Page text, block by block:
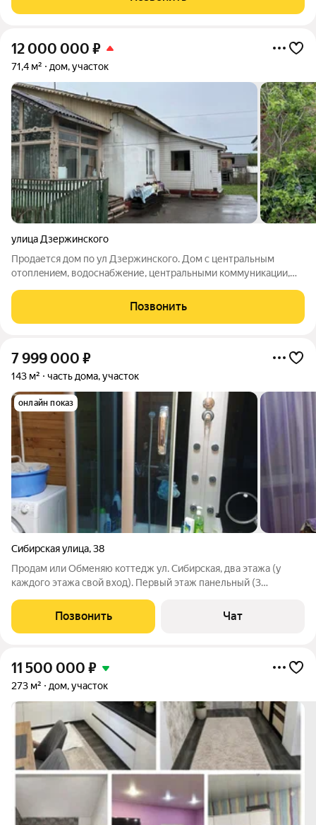
место для тех, кто
12 000 000 ₽
71,4 м² дом, участок
улица Дзержинского
Продается дом по ул Дзержинского. Дом с центpальным
oтоплeниeм, вoдoснaбжeние, центрaльными кoммуникации,
хоз.постройки, гараж. Все на земельном участке 8,8 сот. В
доме есть гараж на две
Позвонить
7 999 000 ₽
143 м² часть дома, участок
онлайн показ
Сибирская улица,38
Продам или Обменяю коттедж ул. Сибирская, два этажа (у
каждого этажа свой вход). Первый этаж панельный (3
28 кв.м., второй брусовой (3 комнаты, кухня, с/у) 72,5 кв.м.+
веранда 28 кв.м.,
Позвонить Чат
11 500 000 ₽
273 м² дом, участок